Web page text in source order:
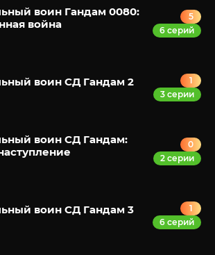
воин Гандам 0080:
война
5
6 серий
воин СД Гандам 2
1
3 серии
воин СД Гандам:
0
2 серии
воин СД Гандам 3
1
6 серий